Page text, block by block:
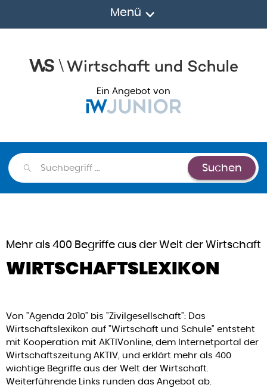
Menü
Ein Angebot von
Suchen Suchen
WIRTSCHAFTSLEXIKON
Mehr als 400 Begriffe aus der Welt der Wirtschaft
Von "Agenda 2010" bis "Zivilgesellschaft": Das
Wirtschaftslexikon auf "Wirtschaft und Schule" entsteht
mit Kooperation mit AKTIVonline, dem Internetportal der
Wirtschaftszeitung AKTIV, und erklärt mehr als 400
wichtige Begriffe aus der Welt der Wirtschaft.
Weiterführende Links runden das Angebot ab.